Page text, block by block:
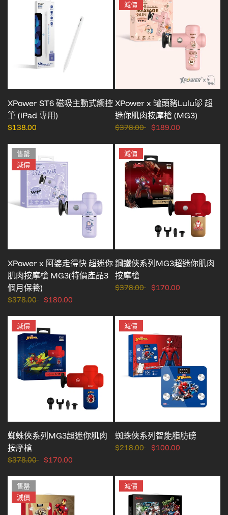
XPower ST6 磁吸主動式觸控
筆 (iPad 專用)
$138.00
減價
XPower x 罐頭豬Lulu🐷 超
迷你肌肉按摩槍 (MG3)
$378.00 $189.00
售罄
減價
XPower x 阿婆走得快 超迷你
肌肉按摩槍 MG3(特價產品3
個月保養)
$378.00 $180.00
減價
鋼鐵俠系列MG3超迷你肌肉
按摩槍
$378.00 $170.00
減價
蜘蛛俠系列MG3超迷你肌肉
按摩槍
$378.00 $170.00
減價
蜘蛛俠系列智能脂肪磅
$218.00 $100.00
售罄
減價
減價